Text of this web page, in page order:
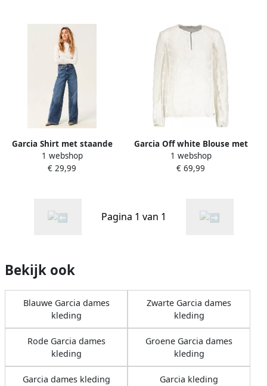
Garcia Shirt met staande
kraag in een fijn geribde
structuur met stretch
1 webshop
€ 29,99
Garcia Off white Blouse met
goud
1 webshop
€ 69,99
Pagina 1 van 1
Bekijk ook
Blauwe Garcia dames
kleding
Zwarte Garcia dames
kleding
Rode Garcia dames
kleding
Groene Garcia dames
kleding
Garcia dames kleding Garcia kleding